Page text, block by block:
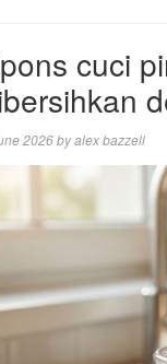
cuci
2026byalex bazzell